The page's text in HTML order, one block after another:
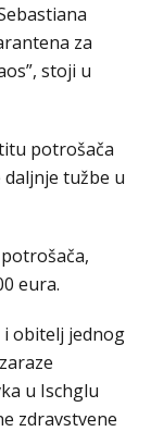
za
stoji u
potrošača
tužbe u
eura.
obitelj jednog
u Ischglu
zdravstvene